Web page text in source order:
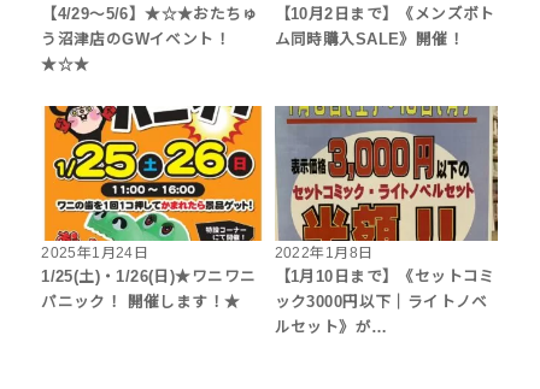
【4/29～5/6】★☆★おたちゅ
う沼津店のGWイベント！
★☆★
【10月2日まで】《メンズボト
ム同時購入SALE》開催！
2025年1月24日
1/25(土)・1/26(日)★ワニワニ
パニック！ 開催します！★
2022年1月8日
【1月10日まで】《セットコミ
ック3000円以下｜ライトノベ
ルセット》が…